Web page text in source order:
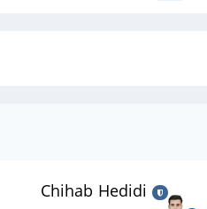
Chihab Hedidi